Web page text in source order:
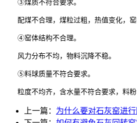
③煤质不符合要求。
配煤不合理，煤粒过粗，热值变化，
④窑体结构不合理。
风力分布不均，物料沉降不稳。
⑤料球质量不符合要求。
粒度不均齐，含水量不符合要求，料
上一篇： 为什么要对石灰窑进